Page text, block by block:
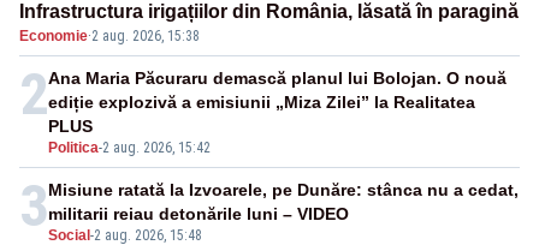
Infrastructura irigațiilor din România, lăsată în paragină
Economie·2 aug. 2026, 15:38
2
Politica-2 aug. 2026, 15:42
Ana Maria Păcuraru demască planul lui Bolojan. O nouă
ediție explozivă a emisiunii „Miza Zilei” la Realitatea
PLUS
3Social -2 aug. 2026, 15:48
Misiune ratată la Izvoarele, pe Dunăre: stânca nu a cedat,
militarii reiau detonările luni – VIDEO